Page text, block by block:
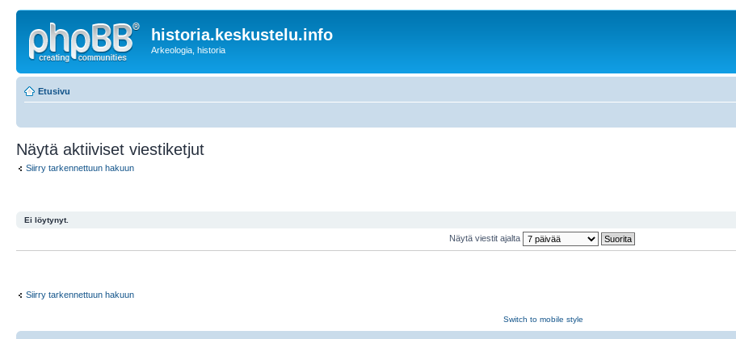
historia.keskustelu.info
Arkeologia, historia
Etusivu
Näytä aktiiviset viestiketjut
Siirry tarkennettuun hakuun
Ei löytynyt.
Näytä viestit ajalta
Siirry tarkennettuun hakuun
Switch to mobile style